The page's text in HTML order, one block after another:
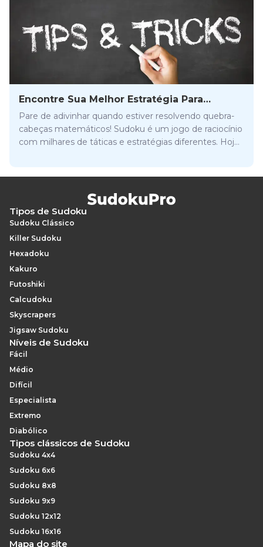
Encontre Sua Melhor Estratégia Para
Resolver Sudoku
Pare de adivinhar quando estiver resolvendo quebra-
cabeças matemáticos! Sudoku é um jogo de raciocínio
com milhares de táticas e estratégias diferentes. Hoje
Tipos de Sudoku
Sudoku Clássico
Killer Sudoku
Hexadoku
Kakuro
Futoshiki
Calcudoku
Skyscrapers
Jigsaw Sudoku
Níveis de Sudoku
Fácil
Médio
Difícil
Especialista
Extremo
Diabólico
Tipos clássicos de Sudoku
Sudoku 4x4
Sudoku 6x6
Sudoku 8x8
Sudoku 9x9
Sudoku 12x12
Sudoku 16x16
Mapa do site